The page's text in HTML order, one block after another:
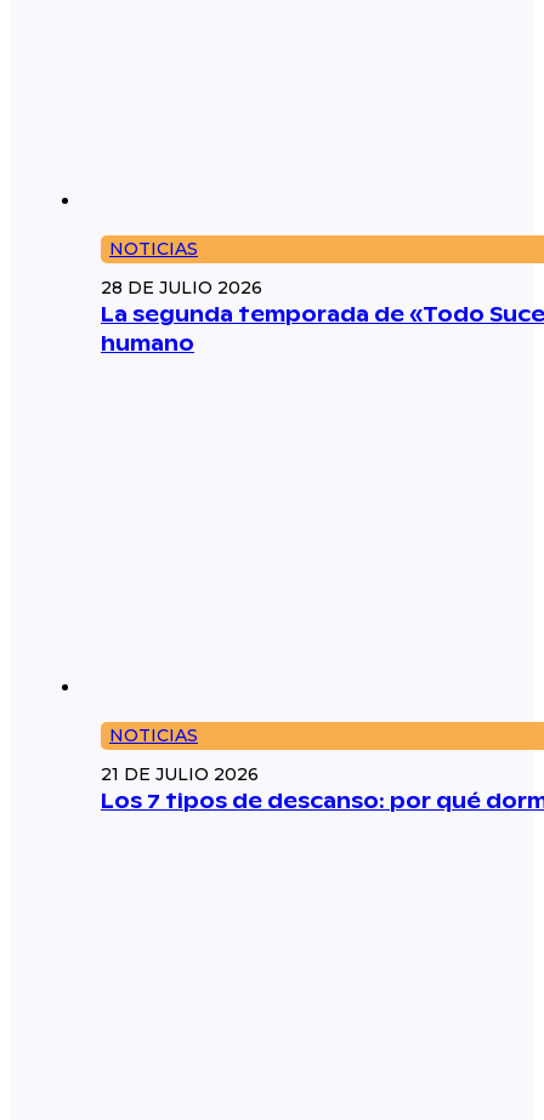
NOTICIAS
28 DE JULIO 2026
La segunda temporada de «Todo
humano
NOTICIAS
21 DE JULIO 2026
Los 7 tipos de descanso: por qué